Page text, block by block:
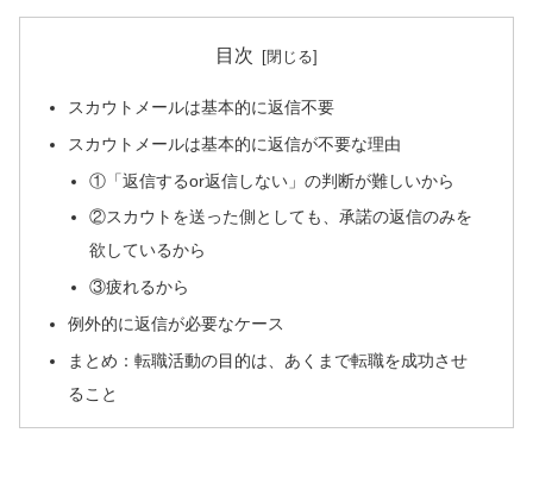
目次
スカウトメールは基本的に返信不要
スカウトメールは基本的に返信が不要な理由
①「返信するor返信しない」の判断が難しいから
②スカウトを送った側としても、承諾の返信のみを
欲しているから
③疲れるから
例外的に返信が必要なケース
まとめ：転職活動の目的は、あくまで転職を成功させ
ること